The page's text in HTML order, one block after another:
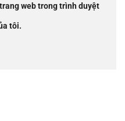
web trong trình duyệt
tôi.